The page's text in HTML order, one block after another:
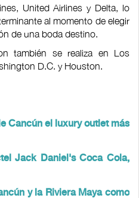
United Airlines y Delta, lo
al momento de elegir
de una boda destino.
también se realiza en Los
D.C. y Houston.
Cancún el luxury outlet más
Jack Daniel's Coca Cola,
y la Riviera Maya como